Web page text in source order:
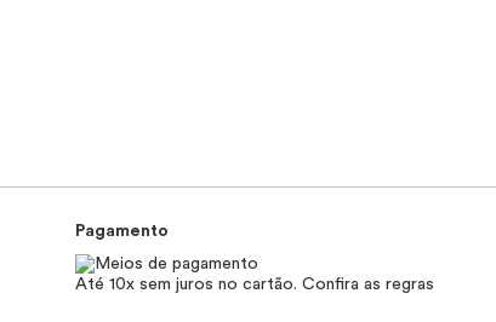
Pagamento
Até 10x sem juros no cartão. Confira as regras